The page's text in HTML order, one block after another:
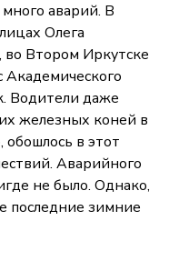
аварий. В
Олега
во Втором Иркутске
Академического
Водители даже
железных коней в
обошлось в этот
Аварийного
не было. Однако,
последние зимние